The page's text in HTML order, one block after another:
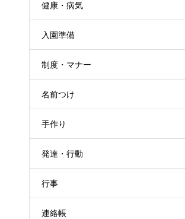
健康・病気
入園準備
制度・マナー
名前つけ
手作り
発達・行動
行事
連絡帳